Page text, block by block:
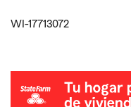
WI-17713072